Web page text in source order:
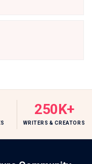
250K+
WRITERS & CREATORS